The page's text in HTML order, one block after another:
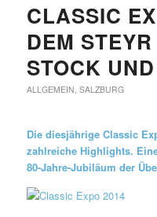
CLASSIC
DEM
STOCK
ALLGEMEIN, SALZBURG
Die diesjährige Classic
zahlreiche Highlights.
80-Jahre-Jubiläum der